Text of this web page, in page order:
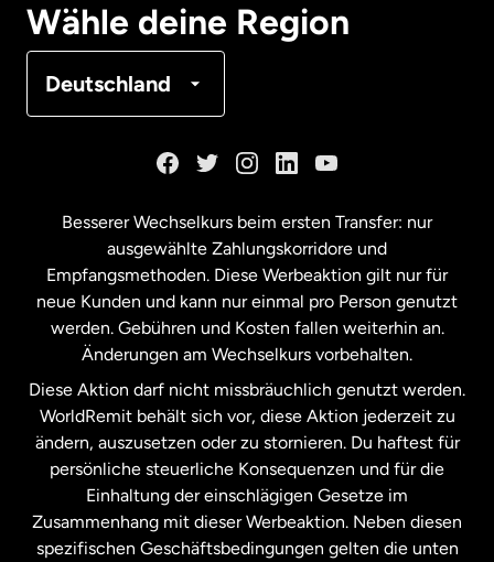
Wähle deine Region
Deutschland
Malaysia
Neuseeland
Niederlande
Schweden
Spanien
Besserer Wechselkurs beim ersten Transfer: nur
ausgewählte Zahlungskorridore und
Empfangsmethoden. Diese Werbeaktion gilt nur für
neue Kunden und kann nur einmal pro Person genutzt
werden. Gebühren und Kosten fallen weiterhin an.
Änderungen am Wechselkurs vorbehalten.
Diese Aktion darf nicht missbräuchlich genutzt werden.
WorldRemit behält sich vor, diese Aktion jederzeit zu
ändern, auszusetzen oder zu stornieren. Du haftest für
persönliche steuerliche Konsequenzen und für die
Einhaltung der einschlägigen Gesetze im
Zusammenhang mit dieser Werbeaktion. Neben diesen
spezifischen Geschäftsbedingungen gelten die unten